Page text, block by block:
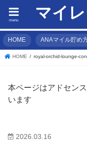
マイ
menu
HOME ANAマイル貯め
HOME royal-orchid-lounge-
本ページはアドセン
います
2026.03.16